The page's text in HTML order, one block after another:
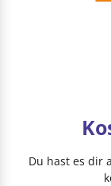
Du hast es dir